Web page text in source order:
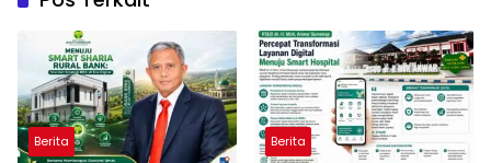
Berita Berita